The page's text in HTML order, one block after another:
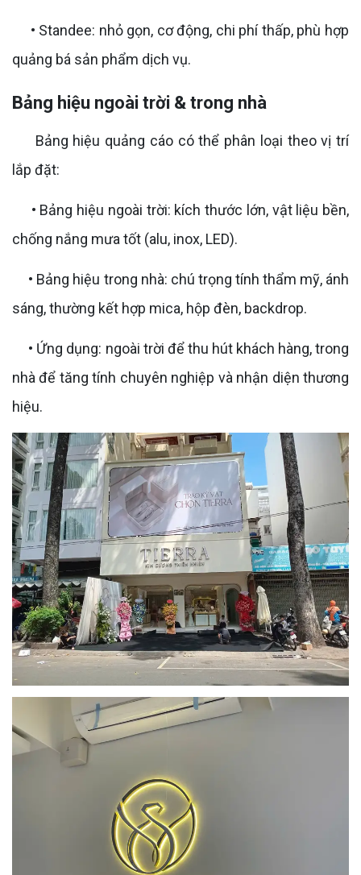
• Standee: nhỏ gọn, cơ động, chi phí thấp, phù hợp
quảng bá sản phẩm dịch vụ.
Bảng hiệu ngoài trời & trong nhà
Bảng hiệu quảng cáo có thể phân loại theo vị trí
lắp đặt:
• Bảng hiệu ngoài trời: kích thước lớn, vật liệu bền,
chống nắng mưa tốt (alu, inox, LED).
• Bảng hiệu trong nhà: chú trọng tính thẩm mỹ, ánh
sáng, thường kết hợp mica, hộp đèn, backdrop.
• Ứng dụng: ngoài trời để thu hút khách hàng, trong
nhà để tăng tính chuyên nghiệp và nhận diện thương
hiệu.